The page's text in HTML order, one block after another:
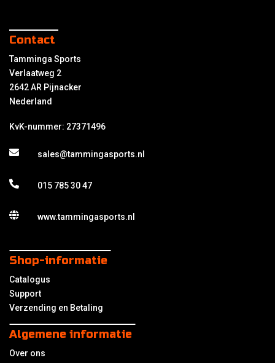
Contact
Tamminga Sports
Verlaatweg 2
2642 AR Pijnacker
Nederland
KvK-nummer: 27371496
sales@tammingasports.nl
015 785 30 47
www.tammingasports.nl
Shop-informatie
Catalogus
Support
Verzending en Betaling
Algemene informatie
Over ons